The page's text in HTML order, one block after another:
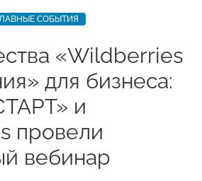
СОБЫТИЯ
«Wildberries
для бизнеса:
и
провели
вебинар